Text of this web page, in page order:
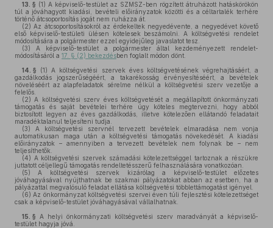
13. § (1) A képviselő-testület az SZMSZ-ben rögzített átruházott hatáskörökön
túl a jóváhagyott kiadási, bevételi előirányzatok közötti és a céltartalék terhére
történő átcsoportosítás jogát nem ruházza át.
(2) Az átcsoportosításokról az érdekeltek negyedévente, a negyedévet követő
első képviselő-testületi ülésen kötelesek beszámolni. A költségvetési rendelet
módosítására a polgármester ezzel egyidejűleg javaslatot tesz.
(3) A képviselő-testület a polgármester által kezdeményezett rendelet-
módosításáról a 17. § (2) bekezdésben foglalt módon dönt.
14. § (1) A költségvetési szervek éves költségvetésének végrehajtásáért, a
gazdálkodás jogszerűségéért, a takarékosság érvényesítéséért, a bevételek
növeléséért az alapfeladatok sérelme nélkül a költségvetési szerv vezetője a
felelős.
(2) A költségvetési szerv éves költségvetését a megállapított önkormányzati
támogatás és saját bevételei terhére úgy köteles megtervezni, hogy abból
biztosított legyen az éves gazdálkodás, illetve kötelezően ellátandó feladatait
maradéktalanul teljesíteni tudja.
(3) A költségvetési szervnél tervezett bevételek elmaradása nem vonja
automatikusan maga után a költségvetési támogatás növekedését. A kiadási
előirányzatok – amennyiben a tervezett bevételek nem folynak be – nem
teljesíthetők.
(4) A költségvetési szervek számadási kötelezettséggel tartoznak a részükre
juttatott céljellegű támogatás rendeltetésszerű felhasználására vonatkozóan.
(5) A költségvetési szervek kizárólag a képviselő-testület előzetes
jóváhagyásával nyújthatnak be szakmai pályázatokat abban az esetben, ha a
pályázattal megvalósuló feladat ellátása költségvetési többlettámogatást igényel.
(6) Az önkormányzat költségvetési szervei éven túli fejlesztési kötelezettséget
csak a képviselő-testület jóváhagyásával vállalhatnak.
15. § A helyi önkormányzati költségvetési szerv maradványát a képviselő-
testület hagyja jóvá.